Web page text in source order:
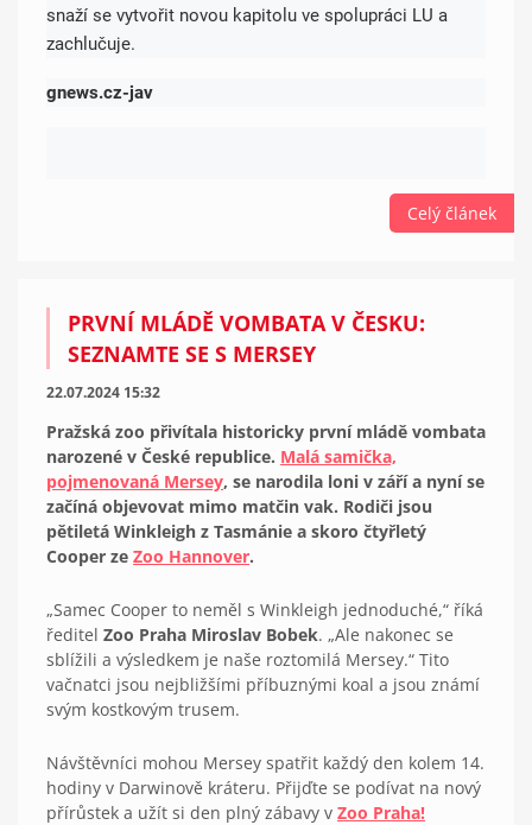
snaží se vytvořit novou kapitolu ve spolupráci LU a
zachlučuje.
gnews.cz-jav
Celý článek
PRVNÍ MLÁDĚ VOMBATA V ČESKU:
SEZNAMTE SE S MERSEY
22.07.2024 15:32
Pražská zoo přivítala historicky první mládě vombata
narozené v České republice. Malá samička,
pojmenovaná Mersey, se narodila loni v září a nyní se
začíná objevovat mimo matčin vak. Rodiči jsou
pětiletá Winkleigh z Tasmánie a skoro čtyřletý
Cooper ze Zoo Hannover.
„Samec Cooper to neměl s Winkleigh jednoduché,“ říká
ředitel Zoo Praha Miroslav Bobek. „Ale nakonec se
sblížili a výsledkem je naše roztomilá Mersey.“ Tito
vačnatci jsou nejbližšími příbuznými koal a jsou známí
svým kostkovým trusem.
Návštěvníci mohou Mersey spatřit každý den kolem 14.
hodiny v Darwinově kráteru. Přijďte se podívat na nový
přírůstek a užít si den plný zábavy v Zoo Praha!